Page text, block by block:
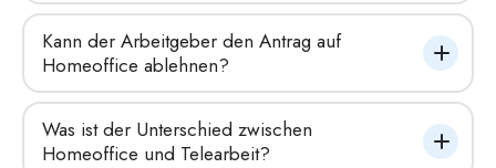
Kann der Arbeitgeber den Antrag auf
Homeoffice ablehnen?
Was ist der Unterschied zwischen
Homeoffice und Telearbeit?